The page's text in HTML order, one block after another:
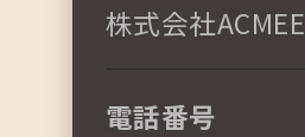
株式会社ACMEE
電話番号